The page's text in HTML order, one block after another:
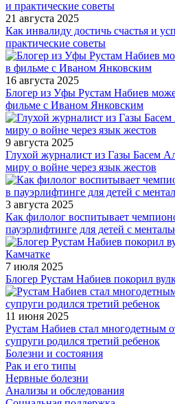
21 августа 2025
Как инвалиду достичь счастья и
практические советы
16 августа 2025
Блогер из Уфы Рустам Набиев
фильме с Иваном Янковским
9 августа 2025
Глухой журналист из Газы Басем
миру о войне через язык жестов
3 августа 2025
Как филолог воспитывает
пауэрлифтинге для детей с
7 июля 2025
Блогер Рустам Набиев покорил
11 июня 2025
Рустам Набиев стал многодетным
супруги родился третий ребенок
Болезни и состояния
Рак и его типы
Нервные болезни
Анализы и обследования